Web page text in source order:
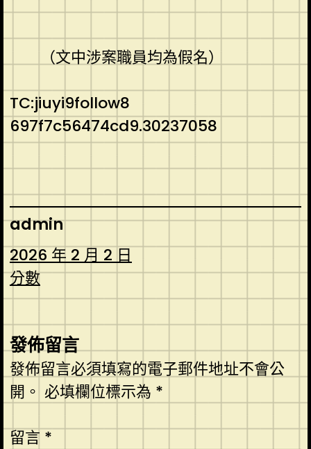
（文中涉案職員均為假名）
TC:jiuyi9follow8
697f7c56474cd9.30237058
admin
2026 年 2 月 2 日
分數
發佈留言
發佈留言必須填寫的電子郵件地址不會公
開。 必填欄位標示為 *
留言 *